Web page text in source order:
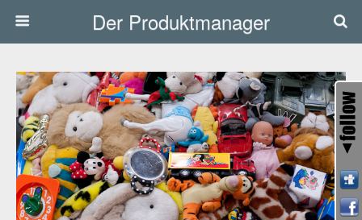
Der Produktmanager